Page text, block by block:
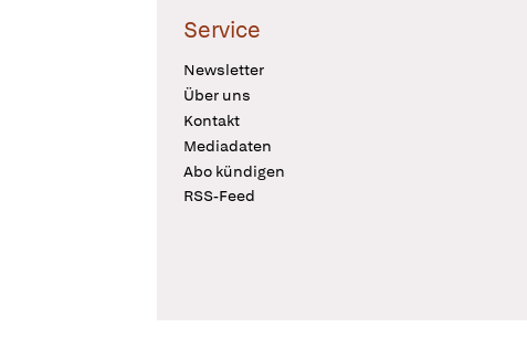
Service
Newsletter
Über uns
Kontakt
Mediadaten
Abo kündigen
RSS-Feed